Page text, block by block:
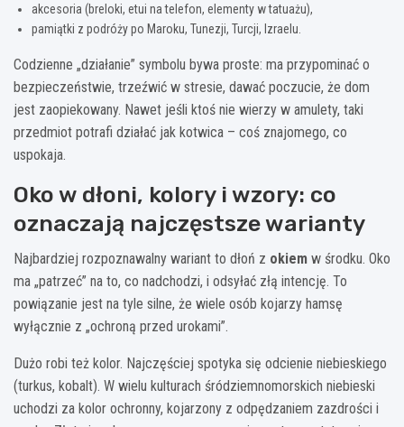
akcesoria (breloki, etui na telefon, elementy w tatuażu),
pamiątki z podróży po Maroku, Tunezji, Turcji, Izraelu.
Codzienne „działanie” symbolu bywa proste: ma przypominać o
bezpieczeństwie, trzeźwić w stresie, dawać poczucie, że dom
jest zaopiekowany. Nawet jeśli ktoś nie wierzy w amulety, taki
przedmiot potrafi działać jak kotwica – coś znajomego, co
uspokaja.
Oko w dłoni, kolory i wzory: co
oznaczają najczęstsze warianty
Najbardziej rozpoznawalny wariant to dłoń z okiem w środku. Oko
ma „patrzeć” na to, co nadchodzi, i odsyłać złą intencję. To
powiązanie jest na tyle silne, że wiele osób kojarzy hamsę
wyłącznie z „ochroną przed urokami”.
Dużo robi też kolor. Najczęściej spotyka się odcienie niebieskiego
(turkus, kobalt). W wielu kulturach śródziemnomorskich niebieski
uchodzi za kolor ochronny, kojarzony z odpędzaniem zazdrości i